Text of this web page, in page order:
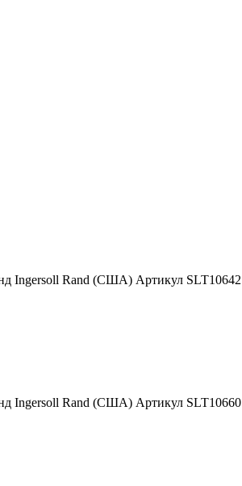
Ingersoll Rand (США) Артикул SLT10642
Ingersoll Rand (США) Артикул SLT10660